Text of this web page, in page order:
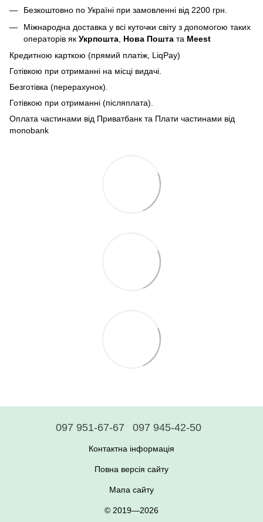
Безкоштовно по Україні при замовленні від 2200 грн.
Міжнародна доставка у всі куточки світу з допомогою таких
операторів як Укрпошта Нова Пошта та Meest
Кредитною карткою (прямий платіж, LiqPay)
Готівкою при отриманні на місці видачі.
Безготівка (перерахунок).
Готівкою при отриманні (післяплата).
Оплата частинами від Приватбанк та Плати частинами від
monobank
097 951-67-67 097 945-42-50
Контактна інформація
Повна версія сайту
Мапа сайту
© 2019—2026